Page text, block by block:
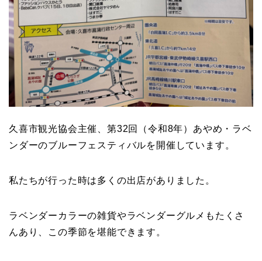
久喜市観光協会主催、第32回（令和8年）あやめ・ラベ
ンダーのブルーフェスティバルを開催しています。
私たちが行った時は多くの出店がありました。
ラベンダーカラーの雑貨やラベンダーグルメもたくさ
んあり、この季節を堪能できます。